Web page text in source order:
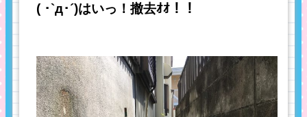
( ･`д･´)はいっ！撤去ｵｵ！！